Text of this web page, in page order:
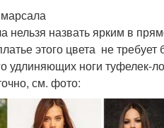
нельзя назвать ярким в
этого цвета не требует
удлиняющих ноги туфелек-
см. фото: